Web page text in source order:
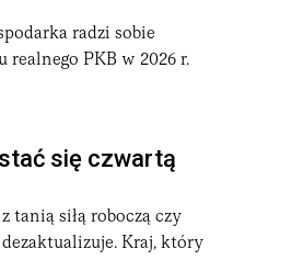
radzi sobie
PKB w 2026 r.
się czwartą
tanią siłą roboczą czy
Kraj, który